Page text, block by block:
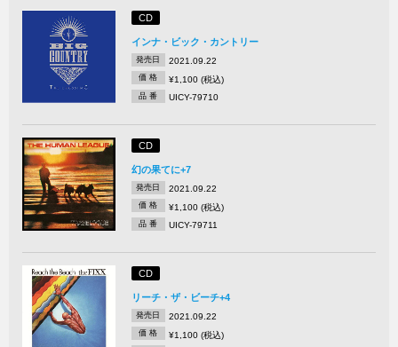
CD
インナ・ビック・カントリー
発売日 2021.09.22
価 格 ¥1,100 (税込)
品 番 UICY-79710
CD
幻の果てに+7
発売日 2021.09.22
価 格 ¥1,100 (税込)
品 番 UICY-79711
CD
リーチ・ザ・ビーチ+4
発売日 2021.09.22
価 格 ¥1,100 (税込)